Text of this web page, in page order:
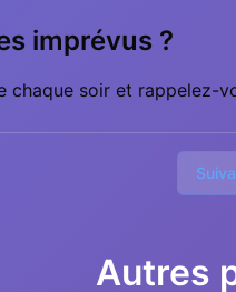
imprévus ?
soir et
Autres